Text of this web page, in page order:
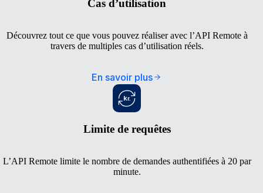
Cas d’utilisation
Découvrez tout ce que vous pouvez réaliser avec l’API Remote à
travers de multiples cas d’utilisation réels.
En savoir plus
Limite de requêtes
L’API Remote limite le nombre de demandes authentifiées à 20 par
minute.